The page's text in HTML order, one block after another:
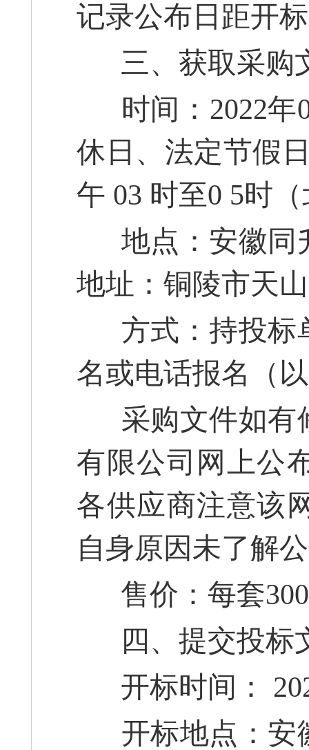
记录公布日距开
三、获取采购
时间：2022年
休日、法定节假
午 03 时至0 5时
地点：安徽同
地址：铜陵市天
方式：持投标
名或电话报名（
采购文件如有
有限公司网上公
各供应商注意该
自身原因未了解
售价：每套
四、提交投标
开标时间：
开标地点：安